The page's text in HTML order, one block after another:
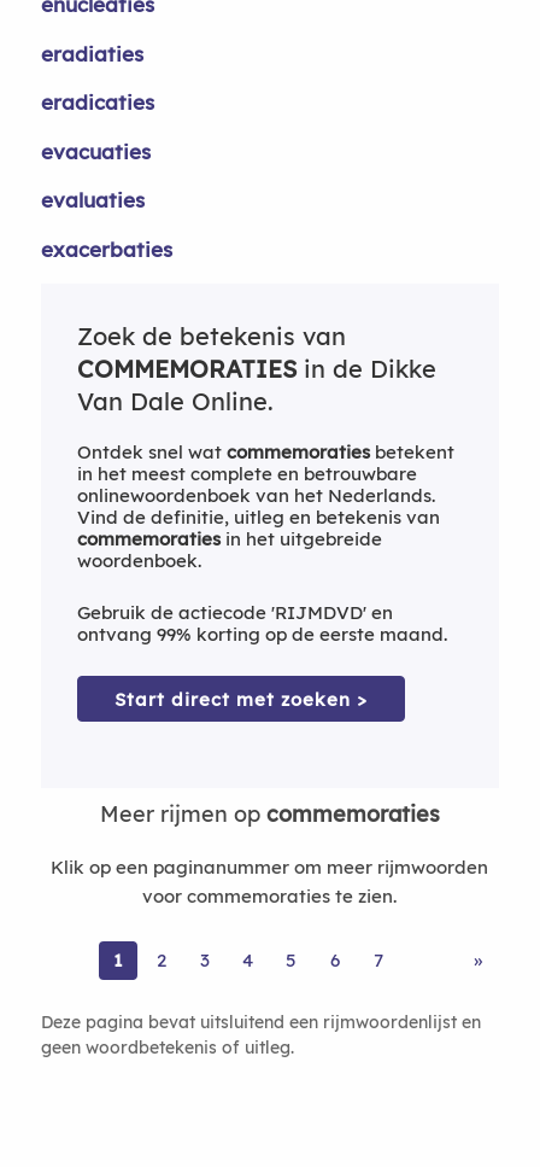
eradiaties
eradicaties
evacuaties
evaluaties
exacerbaties
Zoek de betekenis van
COMMEMORATIESin de Dikke
Van Dale Online.
Ontdek snel wat commemoratiesbetekent
in het meest complete en betrouwbare
onlinewoordenboek van het Nederlands.
Vind de definitie, uitleg en betekenis van
commemoratiesin het uitgebreide
woordenboek.
Gebruik de actiecode 'RIJMDVD' en
ontvang 99% korting op de eerste maand.
Start direct met zoeken >
Meer rijmen op commemoraties
Klik op een paginanummer om meer rijmwoorden
voor commemoraties te zien.
1 2 3 4 5 6 7 »
Deze pagina bevat uitsluitend een rijmwoordenlijst en
geen woordbetekenis of uitleg.